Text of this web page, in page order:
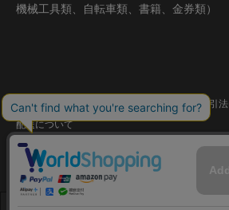
機械工具類、自転車類、書籍、金券類）
利用規約 プライバシーポリシー
特定商取引
配送について
© 2026ASKWATCH.